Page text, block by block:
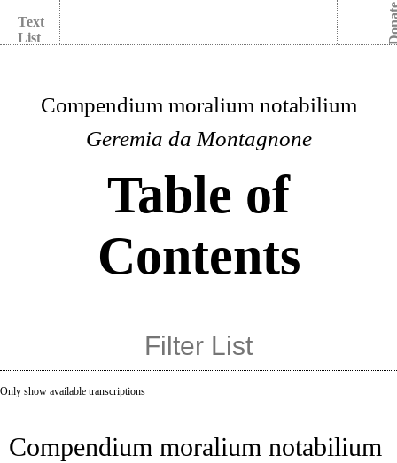
Text
List
Compendium moralium notabilium
Geremia da Montagnone
Table of
Contents
Only show available transcriptions
Compendium moralium notabilium